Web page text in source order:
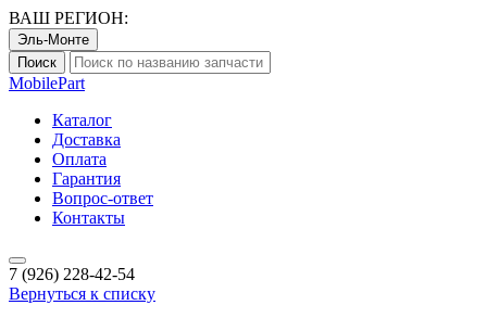
ВАШ РЕГИОН:
Эль-Монте
Поиск
MobilePart
Каталог
Доставка
Оплата
Гарантия
Вопрос-ответ
Контакты
7 (926) 228-42-54
Вернуться к списку